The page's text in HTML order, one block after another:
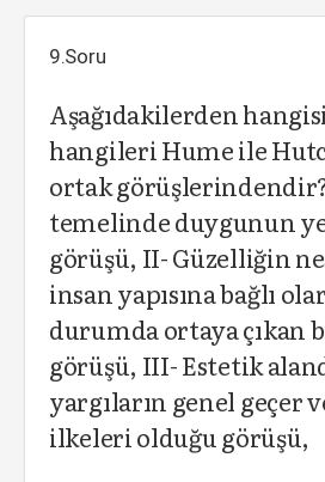
9.Soru
Aşağıdakilerden
hangileri Hume ile
ortak
temelinde duygunun
görüşü, II- Güzelliğin
insan yapısına bağlı
durumda ortaya çıkan
görüşü, III- Estetik
yargıların genel geçer
ilkeleri olduğu görüşü,